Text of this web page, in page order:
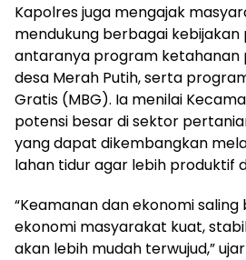
Kapolres juga mengajak
mendukung berbagai kebijakan
antaranya program ketahanan
desa Merah Putih, serta
Gratis (MBG). Ia menilai
potensi besar di sektor
yang dapat dikembangkan
lahan tidur agar lebih produktif
“Keamanan dan ekonomi
ekonomi masyarakat kuat,
akan lebih mudah terwujud,”